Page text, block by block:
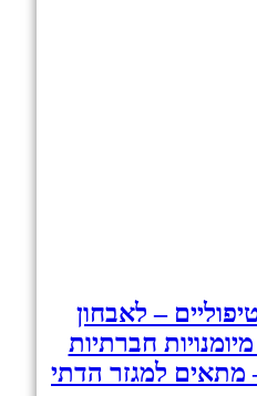
– לאבחון
חברתיות
מתאים למגזר הדתי